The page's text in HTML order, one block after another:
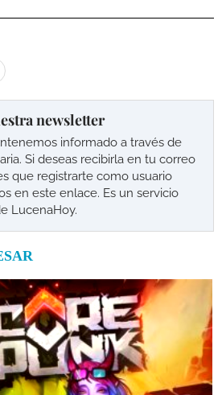
newsletter
informado a través de
Si deseas recibirla en tu correo
que registrarte como usuario
en este enlace. Es un servicio
LucenaHoy.